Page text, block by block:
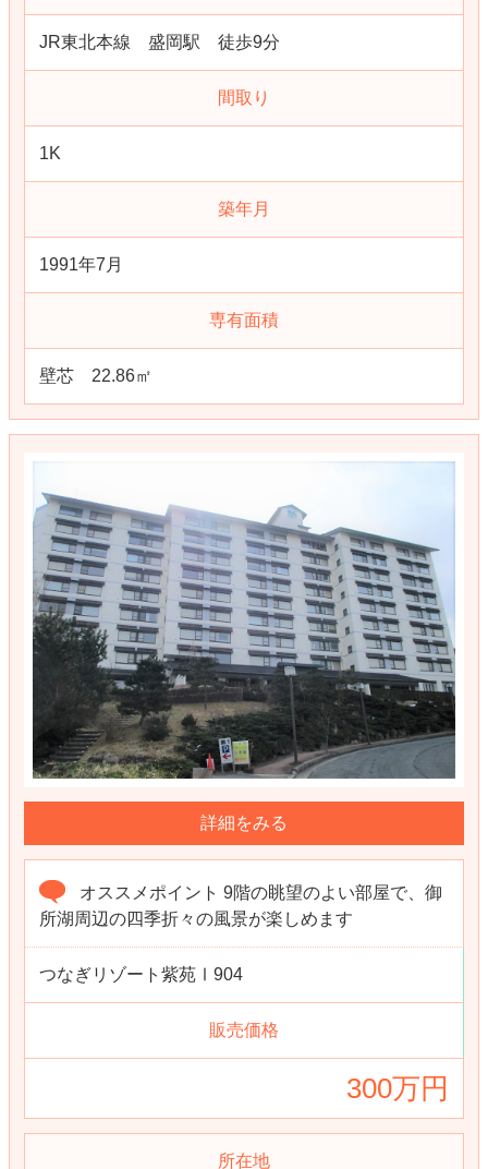
JR東北本線 盛岡駅 徒歩9分
間取り
1K
築年月
1991年7月
専有面積
壁芯 22.86㎡
詳細をみる
オススメポイント 9階の眺望のよい部屋で、御
所湖周辺の四季折々の風景が楽しめます
つなぎリゾート紫苑Ⅰ904
販売価格
300万円
所在地